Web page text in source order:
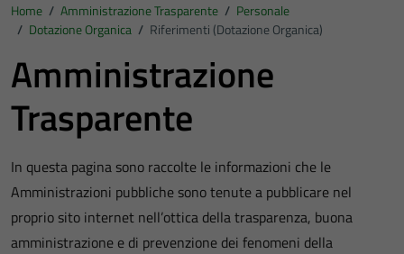
Home / Amministrazione Trasparente / Personale
/ Dotazione Organica / Riferimenti (Dotazione Organica)
Amministrazione
Trasparente
In questa pagina sono raccolte le informazioni che le
Amministrazioni pubbliche sono tenute a pubblicare nel
proprio sito internet nell’ottica della trasparenza, buona
amministrazione e di prevenzione dei fenomeni della